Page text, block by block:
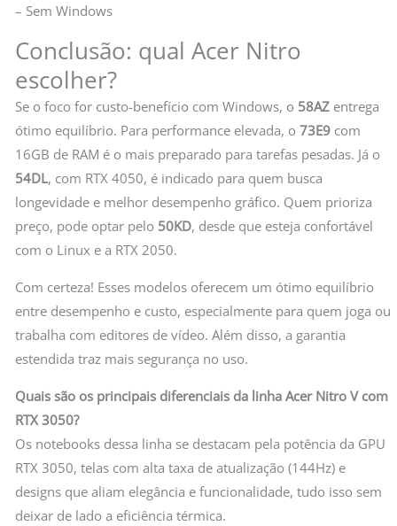
– Sem Windows
Conclusão: qual Acer Nitro
escolher?
Se o foco for custo-benefício com Windows, o 58AZ entrega
ótimo equilíbrio. Para performance elevada, o 73E9 com
16GB de RAM é o mais preparado para tarefas pesadas. Já o
54DL, com RTX 4050, é indicado para quem busca
longevidade e melhor desempenho gráfico. Quem prioriza
preço, pode optar pelo 50KD, desde que esteja confortável
com o Linux e a RTX 2050.
Com certeza! Esses modelos oferecem um ótimo equilíbrio
entre desempenho e custo, especialmente para quem joga ou
trabalha com editores de vídeo. Além disso, a garantia
estendida traz mais segurança no uso.
Quais são os principais diferenciais da linha Acer Nitro V com
RTX 3050?
Os notebooks dessa linha se destacam pela potência da GPU
RTX 3050, telas com alta taxa de atualização (144Hz) e
designs que aliam elegância e funcionalidade, tudo isso sem
deixar de lado a eficiência térmica.